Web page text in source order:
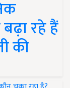
रहे हैं
की